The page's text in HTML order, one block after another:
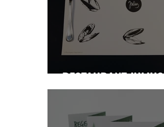
RESTAURANT JULIUS